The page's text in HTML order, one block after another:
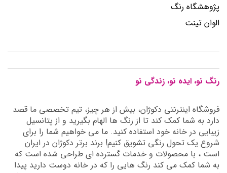
پژوهشگاه رنگ
الوان تینت
رنگ نو، ایده نو، زندگی نو
فروشگاه اینترنتی دکوژان، بیش از هر چیز، تیم تخصصی ما قصد
دارد به شما کمک کند تا از رنگ ها الهام بگیرید و از پتانسیل
زیبایی در خانه خود استفاده کنید. ما می خواهیم شما را برای
شروع یک تحول رنگی تشویق کنیم! برند برتر دکوژان در ایران
است ، با محصولات و خدمات گسترده ای طراحی شده است که
به شما کمک می کند رنگ هایی را که در خانه دوست دارید پیدا